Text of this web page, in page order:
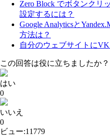
Zero Block でボタンクリ
設定するには？
Google Analyticsと
方法は？
自分のウェブサイトに
この回答は役に立ちましたか？
はい
0
いいえ
0
ビュー:11779